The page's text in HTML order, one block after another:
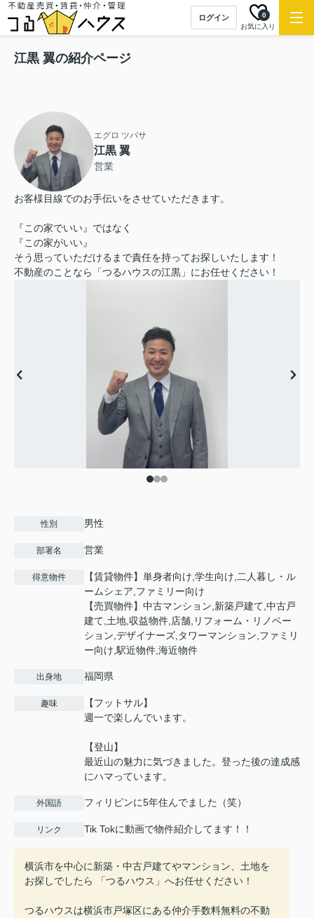
ログイン
お気に入り
0
江黒 翼の紹介ページ
エグロ ツバサ
江黒 翼
営業
お客様目線でのお手伝いをさせていただきます。
『この家でいい』ではなく
『この家がいい』
そう思っていただけるまで責任を持ってお探しいたします！
不動産のことなら「つるハウスの江黒」にお任せください！
性別 男性
部署名 営業
得意物件
【賃貸物件】単身者向け,学生向け,二人暮し・ル
ームシェア,ファミリー向け
【売買物件】中古マンション,新築戸建て,中古戸
建て,土地,収益物件,店舗,リフォーム・リノベー
ション,デザイナーズ,タワーマンション,ファミリ
ー向け,駅近物件,海近物件
出身地 福岡県
趣味
【フットサル】
週一で楽しんでいます。
【登山】
最近山の魅力に気づきました。登った後の達成感
にハマっています。
外国語 フィリピンに5年住んでました（笑）
リンク Tik Tokに動画で物件紹介してます！！
横浜市を中心に新築・中古戸建てやマンション、土地を
お探しでしたら 「つるハウス」へお任せください！
つるハウスは横浜市戸塚区にある仲介手数料無料の不動